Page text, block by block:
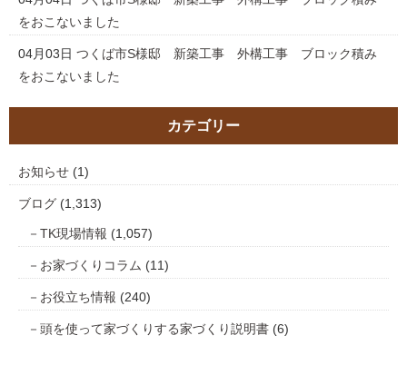
をおこないました
04月03日 つくば市S様邸 新築工事 外構工事 ブロック積み
をおこないました
カテゴリー
お知らせ (1)
ブログ (1,313)
TK現場情報 (1,057)
お家づくりコラム (11)
お役立ち情報 (240)
頭を使って家づくりする家づくり説明書 (6)